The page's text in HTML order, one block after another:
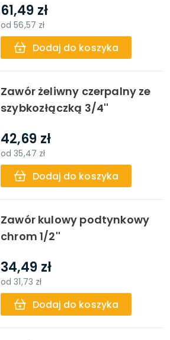
61,49 zł
od56,57 zł
Dodaj do koszyka
Zawór żeliwny czerpalny ze
szybkozłączką 3/4''
42,69 zł
od35,47 zł
Dodaj do koszyka
Zawór kulowy podtynkowy
chrom 1/2''
34,49 zł
od31,73 zł
Dodaj do koszyka